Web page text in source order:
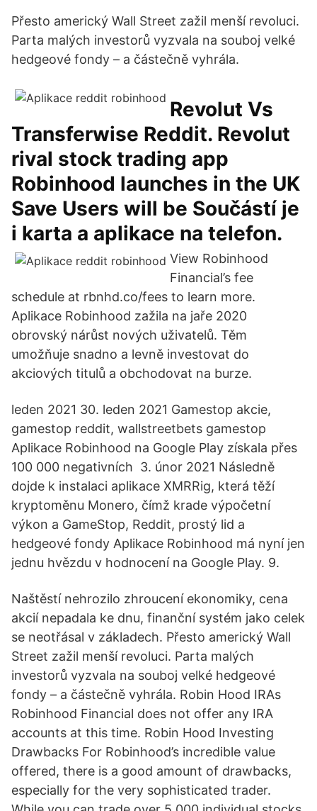
Přesto americký Wall Street zažil menší revoluci.
Parta malých investorů vyzvala na souboj velké
hedgeové fondy – a částečně vyhrála.
Revolut Vs
Transferwise Reddit. Revolut
rival stock trading app
Robinhood launches in the UK
Save Users will be Součástí je
i karta a aplikace na telefon.
View Robinhood
Financial’s fee
schedule at rbnhd.co/fees to learn more.
Aplikace Robinhood zažila na jaře 2020
obrovský nárůst nových uživatelů. Těm
umožňuje snadno a levně investovat do
akciových titulů a obchodovat na burze.
leden 2021 30. leden 2021 Gamestop akcie,
gamestop reddit, wallstreetbets gamestop
Aplikace Robinhood na Google Play získala přes
100 000 negativních 3. únor 2021 Následně
dojde k instalaci aplikace XMRRig, která těží
kryptoměnu Monero, čímž krade výpočetní
výkon a GameStop, Reddit, prostý lid a
hedgeové fondy Aplikace Robinhood má nyní jen
jednu hvězdu v hodnocení na Google Play. 9.
Naštěstí nehrozilo zhroucení ekonomiky, cena
akcií nepadala ke dnu, finanční systém jako celek
se neotřásal v základech. Přesto americký Wall
Street zažil menší revoluci. Parta malých
investorů vyzvala na souboj velké hedgeové
fondy – a částečně vyhrála. Robin Hood IRAs
Robinhood Financial does not offer any IRA
accounts at this time. Robin Hood Investing
Drawbacks For Robinhood’s incredible value
offered, there is a good amount of drawbacks,
especially for the very sophisticated trader.